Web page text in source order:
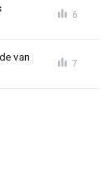
6
van
7